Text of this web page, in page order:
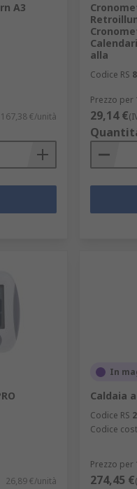
A3
167,38 €/unità
alla
Codice RS
Prezzo per
29,14 €
26,89 €/unità
In
Caldaia
Codice RS
Codice
Prezzo per
274,45 €